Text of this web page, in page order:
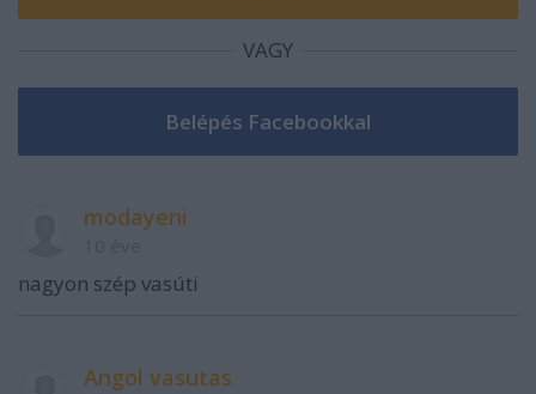
VAGY
modayeni
nagyon szép vasúti
Angol vasutas